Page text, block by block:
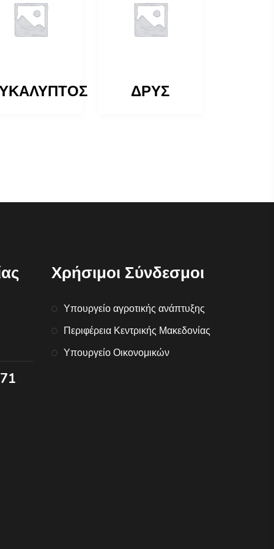
ΔΡΥΣ
Χρήσιμοι Σύνδεσμοι
Υπουργείο αγροτικής ανάπτυξης
Περιφέρεια Κεντρικής Μακεδονίας
Υπουργείο Οικονομικών